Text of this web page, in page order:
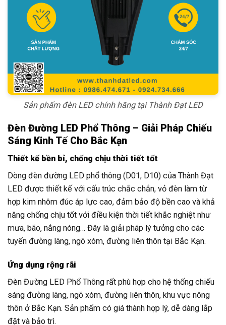
Sản phẩm đèn LED chính hãng tại Thành Đạt LED
Đèn Đường LED Phổ Thông – Giải Pháp Chiếu
Sáng Kinh Tế Cho Bắc Kạn
Thiết kế bền bỉ, chống chịu thời tiết tốt
Dòng đèn đường LED phổ thông (D01, D10) của Thành Đạt
LED được thiết kế với cấu trúc chắc chắn, vỏ đèn làm từ
hợp kim nhôm đúc áp lực cao, đảm bảo độ bền cao và khả
năng chống chịu tốt với điều kiện thời tiết khắc nghiệt như
mưa, bão, nắng nóng… Đây là giải pháp lý tưởng cho các
tuyến đường làng, ngõ xóm, đường liên thôn tại Bắc Kạn.
Ứng dụng rộng rãi
Đèn Đường LED Phổ Thông rất phù hợp cho hệ thống chiếu
sáng đường làng, ngõ xóm, đường liên thôn, khu vực nông
thôn ở Bắc Kạn. Sản phẩm có giá thành hợp lý, dễ dàng lắp
đặt và bảo trì.